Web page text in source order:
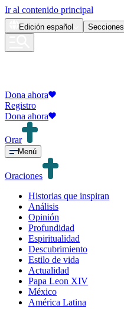
Ir al contenido principal
Edición español Secciones
Dona ahora
Registro
Dona ahora
Orar
Menú
Oraciones
Historias que inspiran
Análisis
Opinión
Profundidad
Espiritualidad
Descubrimiento
Estilo de vida
Actualidad
Papa Leon XIV
México
América Latina